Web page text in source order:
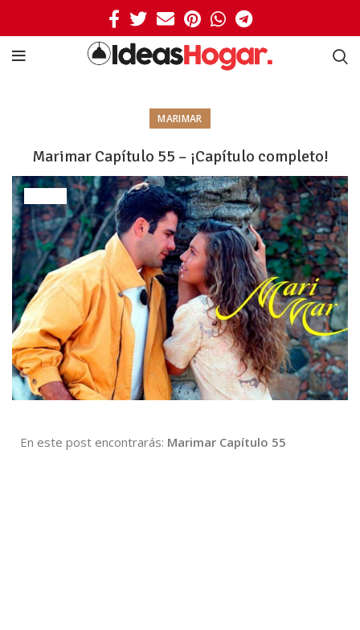
MARIMAR
Marimar Capítulo 55 – ¡Capítulo completo!
En este post encontrarás: Marimar Capítulo 55